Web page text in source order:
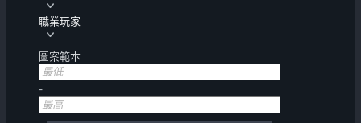
職業玩家
圖案範本
-